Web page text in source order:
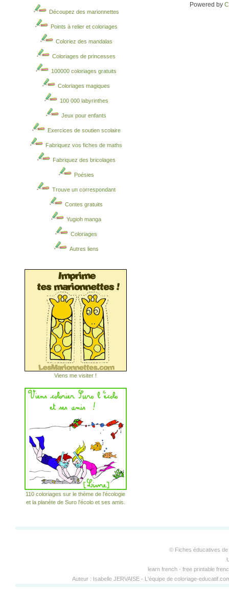
Découpez des marionnettes
Points à relier et coloriages
Coloriez des mandalas
Coloriages de princesses
100000 coloriages gratuits
Coloriages magiques
100 000 labyrinthes
Jeux pour enfants
Exercices de soutien scolaire
Fabriquez vos fiches de maths
Fabriquez des bricolages
Poésies
Trouve un correspondant
Contes gratuits
Yugioh manga
Coloriages
Autres liens
Viens me visiter !
110 coloriages sur le thème de l'écologie
et la planète de Suro l'écolo et ses amis.
Powered by
© Fiches éducatives
learn french - free printable
Auteur : Isabelle JERVAISE- L'équipe de coloriage-